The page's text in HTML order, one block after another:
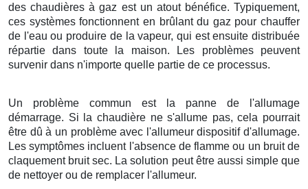
des chaudières à gaz est un atout bénéfice. Typiquement,
ces systèmes fonctionnent en brûlant du gaz pour chauffer
de l'eau ou produire de la vapeur, qui est ensuite distribuée
répartie dans toute la maison. Les problèmes peuvent
survenir dans n'importe quelle partie de ce processus.
Un problème commun est la panne de l'allumage
démarrage. Si la chaudière ne s'allume pas, cela pourrait
être dû à un problème avec l'allumeur dispositif d'allumage.
Les symptômes incluent l'absence de flamme ou un bruit de
claquement bruit sec. La solution peut être aussi simple que
de nettoyer ou de remplacer l'allumeur.